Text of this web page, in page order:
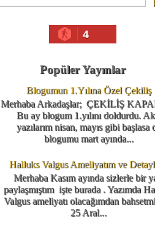
4
Popüler Yayınlar
Blogumun 1.Yılına Özel Çekiliş
Merhaba Arkadaşlar; ÇEKİLİŞ
Bu ay blogum 1.yılını doldurdu.
yazılarım nisan, mayıs gibi başlasa
blogumu mart ayında...
Halluks Valgus Ameliyatım ve
Merhaba Kasım ayında sizlerle bir
paylaşmıştım işte burada . Yazımda
Valgus ameliyatı olacağımdan
25 Aral...